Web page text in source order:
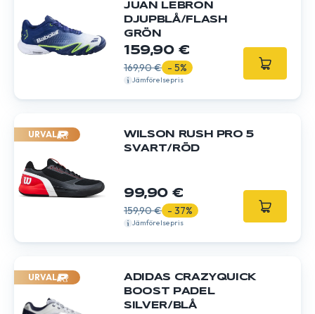
JUAN LEBRON
DJUPBLÅ/FLASH
GRÖN
159,90 €
169,90 € - 5%
Jämförelsepris
URVAL
WILSON RUSH PRO 5
SVART/RÖD
99,90 €
159,90 € - 37%
Jämförelsepris
URVAL
ADIDAS CRAZYQUICK
BOOST PADEL
SILVER/BLÅ